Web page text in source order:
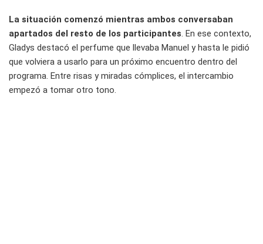
La situación comenzó mientras ambos conversaban
apartados del resto de los participantes. En ese contexto,
Gladys destacó el perfume que llevaba Manuel y hasta le pidió
que volviera a usarlo para un próximo encuentro dentro del
programa. Entre risas y miradas cómplices, el intercambio
empezó a tomar otro tono.